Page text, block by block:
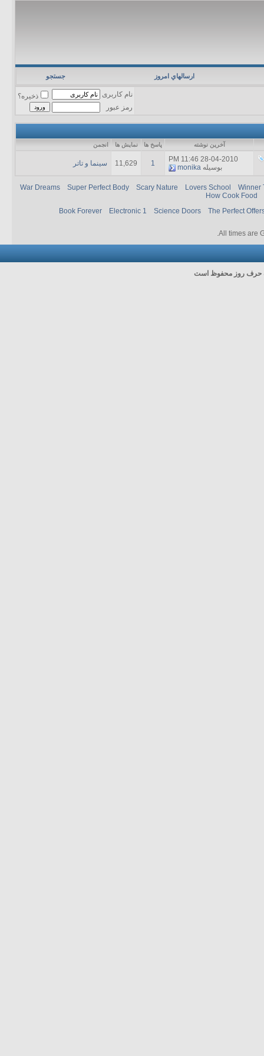
ارسالهاي امروز جستجو
نام کاربری
ذخیره؟
رمز عبور
آخرين نوشته پاسخ ها نمایش ها انجمن
28-04-2010
11:46 PM
بوسیله monika
1
11,629 سینما و تاتر
War Dreams Super Perfect Body Scary Nature Lovers School
Winner
How Cook Food
Book Forever
Electronic 1 Science Doors The Perfect
All times are
.